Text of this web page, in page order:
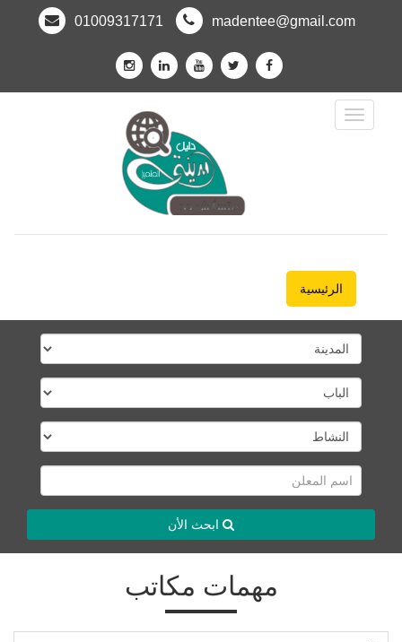
madentee@gmail.com
01009317171
Toggle
Navigation
الرئيسية
ابحث الأن
مهمات مكاتب